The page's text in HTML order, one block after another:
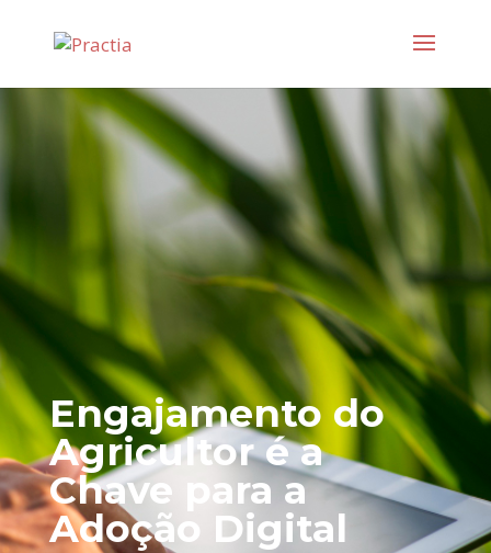
Engajamento do
Agricultor é a
Chave para a
Adoção Digital